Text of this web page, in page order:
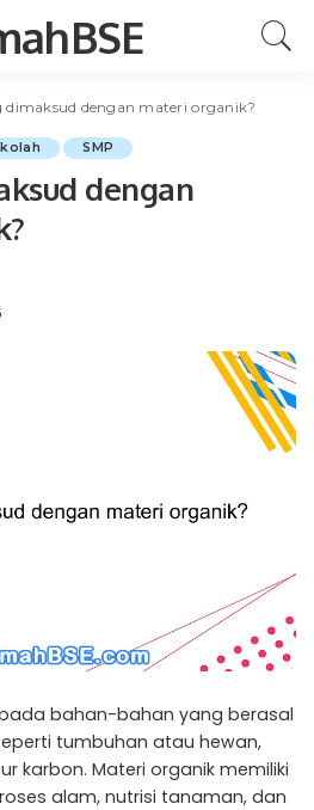
dimaksud dengan materi organik?
SMP
dengan
bahan-bahan yang berasal
tumbuhan atau hewan,
karbon. Materi organik memiliki
alam, nutrisi tanaman, dan